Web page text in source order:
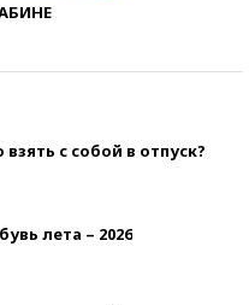
с собой в отпуск?
лета – 2026